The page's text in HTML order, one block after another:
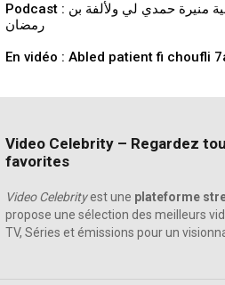
Podcast : إيمان الشريف : »هذه وصية منيرة حمدي لي ولألفة بن
رمضان
En vidéo : Abled patient fi choufli
Video Celebrity – Regardez
favorites
Video Celebrityest une plateforme
propose une sélection des meilleurs
TV, Séries et émissions pour un